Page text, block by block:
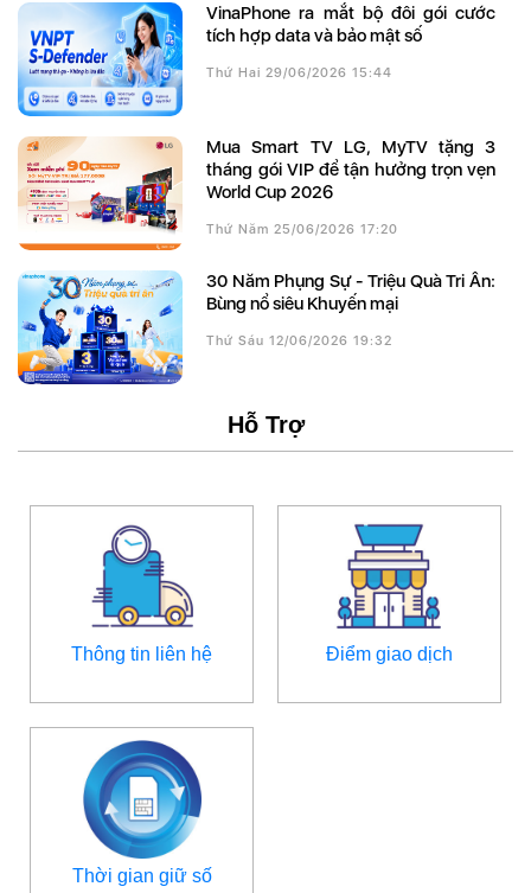
VinaPhone ra mắt bộ đôi gói cước
tích hợp data và bảo mật số
Thứ Hai 29/06/2026 15:44
Mua Smart TV LG, MyTV tặng 3
tháng gói VIP để tận hưởng trọn vẹn
World Cup 2026
Thứ Năm 25/06/2026 17:20
30 Năm Phụng Sự - Triệu Quà Tri Ân:
Bùng nổ siêu Khuyến mại
Thứ Sáu 12/06/2026 19:32
Hỗ Trợ
Thông tin liên hệ Điểm giao dịch
Thời gian giữ số